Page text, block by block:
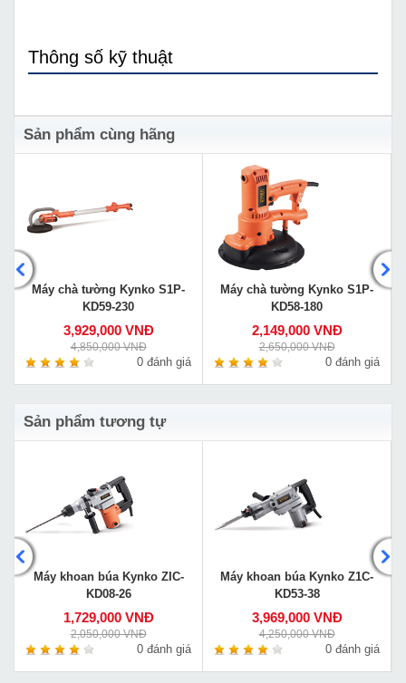
Thông số kỹ thuật
Sản phẩm cùng hãng
Máy chà tường Kynko S1P-
KD59-230
3,929,000 VNĐ
4,850,000 VNĐ
0 đánh giá
Máy chà tường Kynko S1P-
KD58-180
2,149,000 VNĐ
2,650,000 VNĐ
0 đánh giá
Sản phẩm tương tự
Máy khoan búa Kynko ZIC-
KD08-26
1,729,000 VNĐ
2,050,000 VNĐ
0 đánh giá
Máy khoan búa Kynko Z1C-
KD53-38
3,969,000 VNĐ
4,250,000 VNĐ
0 đánh giá